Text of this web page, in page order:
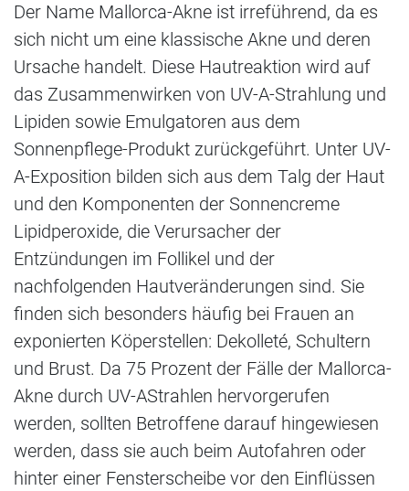
Der Name Mallorca-Akne ist irreführend, da es
sich nicht um eine klassische Akne und deren
Ursache handelt. Diese Hautreaktion wird auf
das Zusammenwirken von UV-A-Strahlung und
Lipiden sowie Emulgatoren aus dem
Sonnenpflege-Produkt zurückgeführt. Unter UV-
A-Exposition bilden sich aus dem Talg der Haut
und den Komponenten der Sonnencreme
Lipidperoxide, die Verursacher der
Entzündungen im Follikel und der
nachfolgenden Hautveränderungen sind. Sie
finden sich besonders häufig bei Frauen an
exponierten Köperstellen: Dekolleté, Schultern
und Brust. Da 75 Prozent der Fälle der Mallorca-
Akne durch UV-AStrahlen hervorgerufen
werden, sollten Betroffene darauf hingewiesen
werden, dass sie auch beim Autofahren oder
hinter einer Fensterscheibe vor den Einflüssen